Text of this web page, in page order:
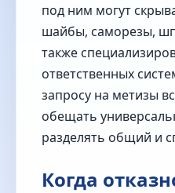
под ним могут
шайбы, саморезы,
также
ответственных
запросу на метизы
обещать
разделять общий и
Когда